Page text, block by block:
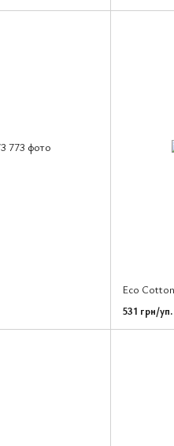
Eco
531 грн/уп.